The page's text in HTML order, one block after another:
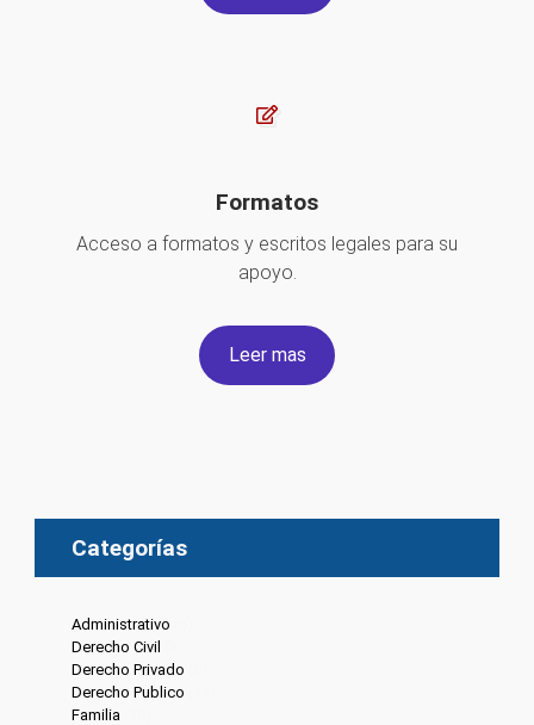
Formatos
Acceso a formatos y escritos legales para su
apoyo.
Leer mas
Categorías
Administrativo
Derecho Civil
Derecho Privado
Derecho Publico
Familia